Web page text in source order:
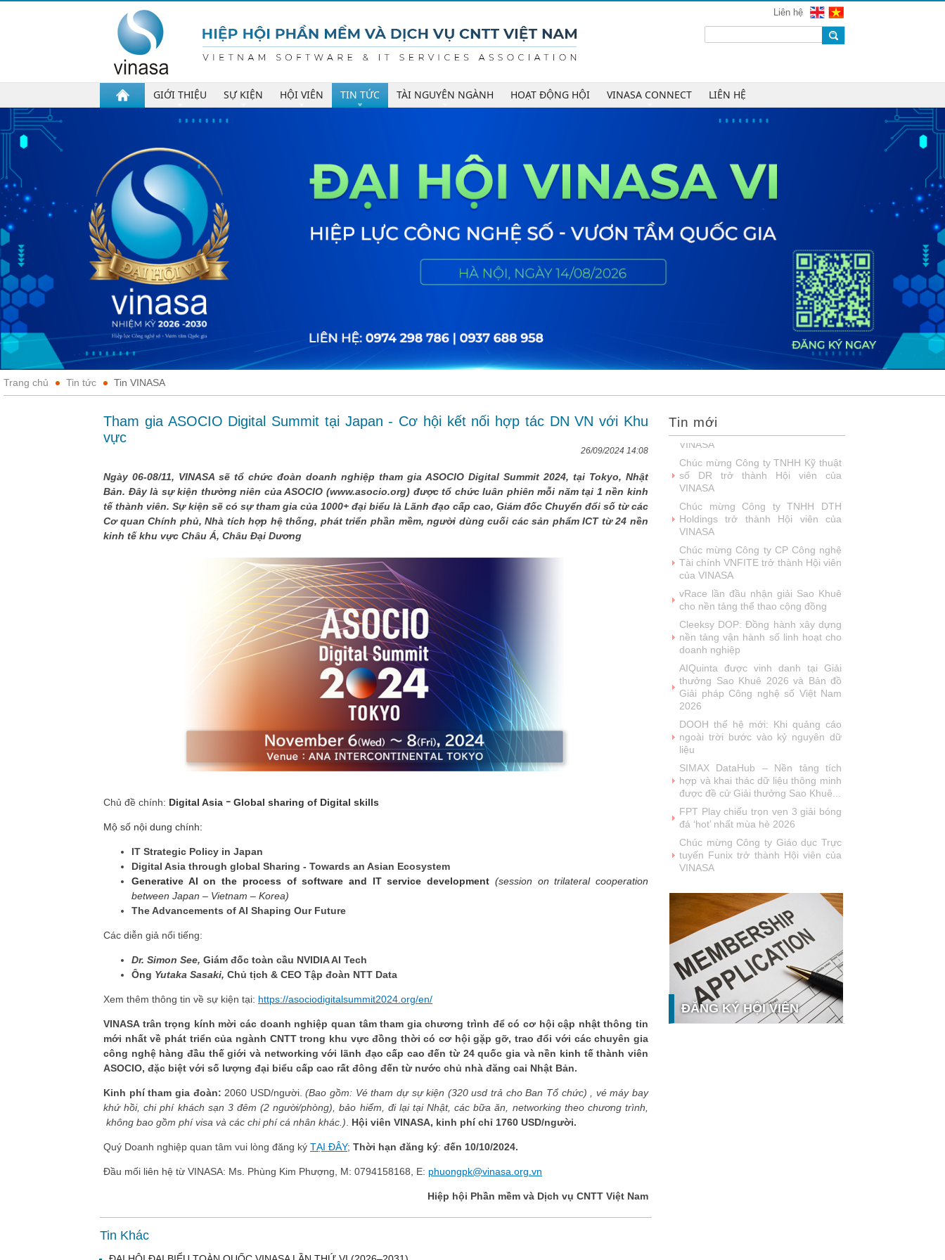
Liên hệ
GIỚI THIỆU SỰ KIỆN HỘI VIÊN TIN TỨC TÀI NGUYÊN NGÀNH HOẠT ĐỘNG HỘI VINASA CONNECT LIÊN HỆ
Trang chủ Tin tức Tin VINASA
Tham gia ASOCIO Digital Summit tại Japan - Cơ hội kết nối hợp tác DN VN với Khu
vực
26/09/2024 14:08
Ngày 06-08/11, VINASA sẽ tổ chức đoàn doanh nghiệp tham gia ASOCIO Digital Summit 2024, tại Tokyo, Nhật
Bản. Đây là sự kiện thường niên của ASOCIO (www.asocio.org) được tổ chức luân phiên mỗi năm tại 1 nền kinh
tế thành viên. Sự kiện sẽ có sự tham gia của 1000+ đại biểu là Lãnh đạo cấp cao, Giám đốc Chuyển đổi số từ các
Cơ quan Chính phủ, Nhà tích hợp hệ thống, phát triển phần mềm, người dùng cuối các sản phẩm ICT từ 24 nền
kinh tế khu vực Châu Á, Châu Đại Dương
Chủ đề chính: Digital Asia ｰ Global sharing of Digital skills
Mộ số nội dung chính:
IT Strategic Policy in Japan
Digital Asia through global Sharing - Towards an Asian Ecosystem
Generative AI on the process of software and IT service development (session on trilateral cooperation
between Japan – Vietnam – Korea)
The Advancements of AI Shaping Our Future
Các diễn giả nổi tiếng:
Dr. Simon See, Giám đốc toàn cầu NVIDIA AI Tech
Ông Yutaka Sasaki, Chủ tịch & CEO Tập đoàn NTT Data
Xem thêm thông tin về sự kiện tại: https://asociodigitalsummit2024.org/en/
VINASA trân trọng kính mời các doanh nghiệp quan tâm tham gia chương trình để có cơ hội cập nhật thông tin
mới nhất về phát triển của ngành CNTT trong khu vực đồng thời có cơ hội gặp gỡ, trao đổi với các chuyên gia
công nghệ hàng đầu thế giới và networking với lãnh đạo cấp cao đến từ 24 quốc gia và nền kinh tế thành viên
ASOCIO, đặc biệt với số lượng đại biểu cấp cao rất đông đến từ nước chủ nhà đăng cai Nhật Bản.
Kinh phí tham gia đoàn: 2060 USD/người.(Bao gồm: Vé tham dự sự kiện (320 usd trả cho Ban Tổ chức)
, vé máy bay
khứ hồi, chi phí khách sạn 3 đêm (2 người/phòng) , bảo hiểm đi lại tại Nhật,các bữa ăn, networking theo chương trình,
không bao gồm phí visa và các chi phí cá nhân khác.)
Hội viên VINASA, kinh phí chỉ 1760 USD/người.
Quý Doanh nghiệp quan tâm vui lòng đăng ký TẠI ĐÂY; Thời hạn đăng ký: đến 10/10/2024.
Đầu mối liên hệ từ VINASA: Ms. Phùng Kim Phượng, M: 0794158168, E: phuongpk@vinasa.org.vn
Hiệp hội Phần mềm và Dịch vụ CNTT Việt Nam
Tin Khác
Tin mới
Chúc mừng Công ty CP Công nghệ
W.H.Y Soft trở thành Hội viên của
số DR trở thành Hội viên của
VINASA
Chúc mừng Công ty TNHH DTH
Tài chính VNFITE trở thành Hội viên
của VINASA
vRace lần đầu nhận giải Sao Khuê
Cleeksy DOP: Đồng hành xây dựng
nền tảng vận hành số linh hoạt cho
AIQuinta được vinh danh tại Giải
thưởng Sao Khuê 2026 và Bản đồ
Giải pháp Công nghệ số Việt Nam
DOOH thế hệ mới: Khi quảng cáo
ngoài trời bước vào kỷ nguyên dữ
liệu
FPT Play chiếu trọn vẹn 3 giải bóng
đá ‘hot’ nhất mùa hè 2026
tuyến Funix trở thành Hội viên của
VINASA
ERP được nhiều doanh nghiệp lớn
tin dùng
công nghệ lõi với loạt giải Sao Khuê
lần thứ 23
dụng ứng dụng AI được vinh danh
tại Sao Khuê 2026
NashTech: 26 năm phát triển, 18
năm liên tiếp được vinh danh tại
Giải thưởng Sao Khuê
VINASA chúc mừng sinh nhật Hội
viên tháng 7
MobiFone IT được vinh danh tại giải
trên Bản đồ Giải pháp Công...
SoftMart Đạt Giải Sao Khuê 2026
với FlexCLC — Giải Pháp Quản Lý
Toàn Diện Vòng Đời Tài Sản Bảo
Đảm
VUS đạt giải thưởng Sao Khuê
2026: Khẳng định vị thế tiên phong
trong công nghệ giáo dục (EdTech)
Từ Quán quân Sota Tank đến Sao
Khuê 5 sao 2026: Hành trình đưa
người Việt ra thế giới của Saydi AI
nghiệp: NoteX và hành trình chinh
phục Giải thưởng Sao Khuê 2026
Vietnam Tech Map 2026 công bố bộ
câu hỏi mẫu cho 30 lĩnh vực công
nghệ và thị trường
Giải pháp PGx của GeneStory: Lời
giải cho bài toán tự chủ công nghệ y
tế số tại Sao Khuê 2026
Ứng dụng nhận diện cuộc gọi
ĐĂNG KÝ HỘI VIÊN
ĐĂNG KÝ HỘI VIÊN
Đăng ký hội viên để hưởng
quyền lợi tốt nhất